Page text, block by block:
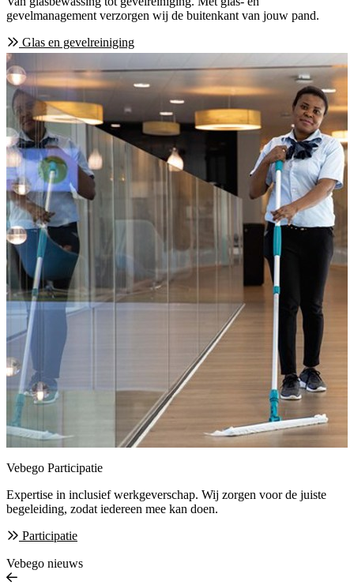
gevelmanagement verzorgen wij de buitenkant van jouw pand.
Glas en gevelreiniging
Vebego Participatie
Expertise in inclusief werkgeverschap. Wij zorgen voor de juiste
begeleiding, zodat iedereen mee kan doen.
Participatie
Vebego nieuws